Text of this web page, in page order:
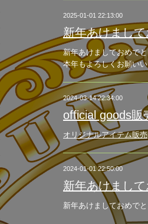
2025-01-01 22:13:00
新年あけまして
新年あけましておめで
本年もよろしくお願い
2024-03-14 22:34:00
official goods販
オリジナルアイテム販売
2024-01-01 22:50:00
新年あけまして
新年あけましておめでと